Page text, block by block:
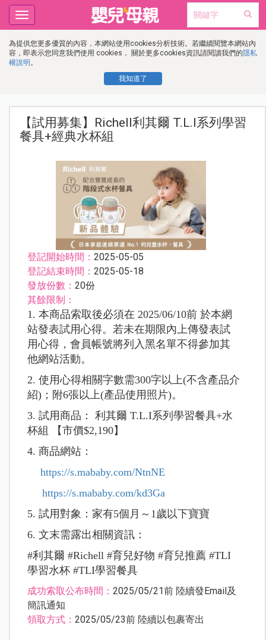
為提供您更多優質的內容，本網站使用cookies分析技術。若繼續閱覽本網站內
容，即表示您同意我們使用 cookies， 關於更多cookies資訊請閱讀我們的隱私
權說明 。
我知道了
Toggle
navigation
【試用募集】Richell利其爾 T.L.I系列學習
餐具+經典水杯組
登記開始時間： 2025-05-05
登記結束時間： 2025-05-18
發放份數： 20份
其餘限制：
1. 本商品索取後必須在 2025/06/10前 於本網
站發表試用心得。若未在期限內上傳發表試
用心得，會員帳號將列入黑名單不得參加其
他網站活動。
2. 使用心得相關字數需300字以上(不含產品介
紹)；附6張以上(產品使用照片)。
3. 試用商品： 利其爾 T.L.I系列學習餐具+水
杯組
【市價$2,190】
4. 商品網站：
https://s.mababy.com/NtnNE
https://s.mababy.com/kd3Ga
5. 試用對象：家有5個月～1歲以下寶寶
6. 文末需露出相關資訊：
#利其爾 #Richell #育兒好物 #育兒推薦 #TLI
學習水杯 #TLI學習餐具
成功索取公布時間： 2025/05/21前 陸續發Email及
簡訊通知
領取方式： 2025/05/23前 陸續以包裹寄出